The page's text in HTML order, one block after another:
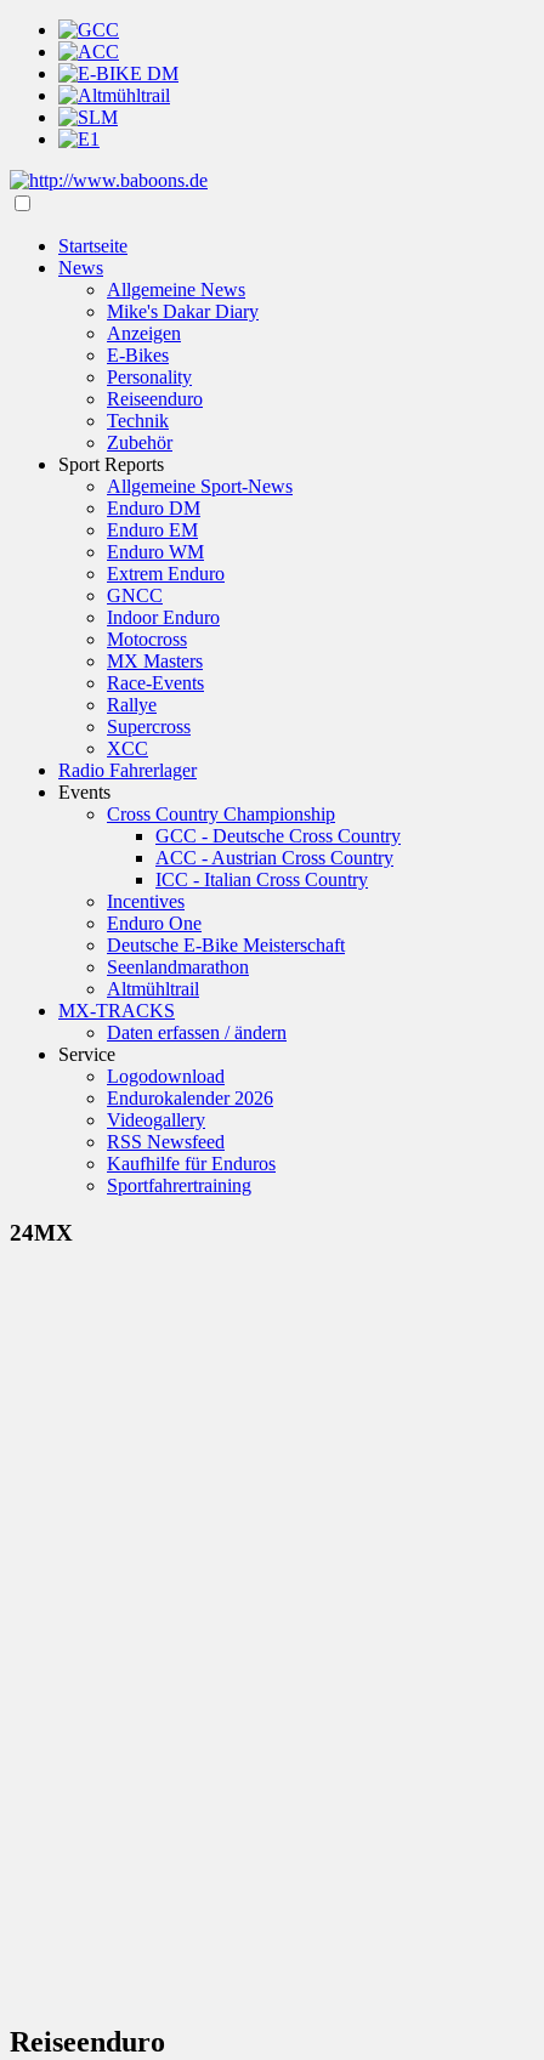
Startseite
News
Allgemeine News
Mike's Dakar Diary
Anzeigen
E-Bikes
Personality
Reiseenduro
Technik
Zubehör
Sport Reports
Allgemeine Sport-News
Enduro DM
Enduro EM
Enduro WM
Extrem Enduro
GNCC
Indoor Enduro
Motocross
MX Masters
Race-Events
Rallye
Supercross
XCC
Radio Fahrerlager
Events
Cross Country Championship
GCC - Deutsche Cross Country
ACC - Austrian Cross Country
ICC - Italian Cross Country
Incentives
Enduro One
Deutsche E-Bike Meisterschaft
Seenlandmarathon
Altmühltrail
MX-TRACKS
Daten erfassen / ändern
Service
Logodownload
Endurokalender 2026
Videogallery
RSS Newsfeed
Kaufhilfe für Enduros
Sportfahrertraining
24MX
Reiseenduro